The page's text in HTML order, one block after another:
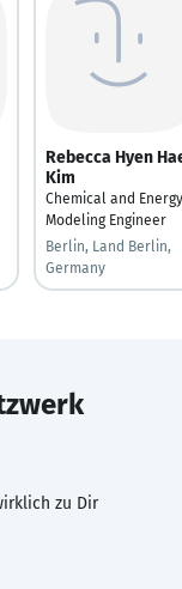
Rebecca Hyen
Kim
Chemical and Energy
Modeling Engineer
Berlin, Land Berlin,
Germany
zu Dir